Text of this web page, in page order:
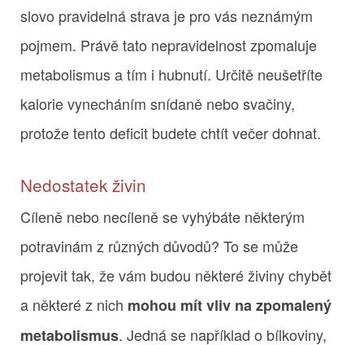
slovo pravidelná strava je pro vás neznámým
pojmem. Právě tato nepravidelnost zpomaluje
metabolismus a tím i hubnutí. Určitě neušetříte
kalorie vynecháním snídaně nebo svačiny,
protože tento deficit budete chtít večer dohnat.
Nedostatek živin
Cíleně nebo necíleně se vyhýbáte některým
potravinám z různých důvodů? To se může
projevit tak, že vám budou některé živiny chybět
a některé z nich mohou mít vliv na zpomalený
metabolismus. Jedná se například o bílkoviny,